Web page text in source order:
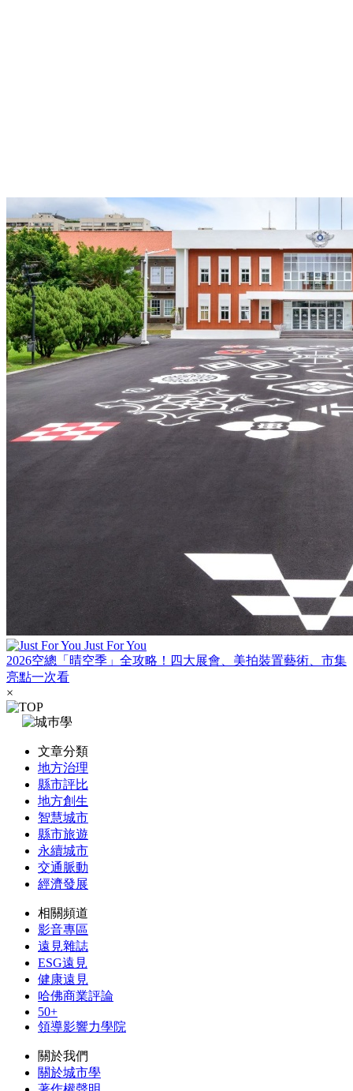
Just For You
2026空總「晴空季」全攻略！四大展會、美拍裝置藝術、市集
亮點一次看
×
文章分類
地方治理
縣市評比
地方創生
智慧城市
縣市旅遊
永續城市
交通脈動
經濟發展
相關頻道
影音專區
遠見雜誌
ESG遠見
健康遠見
哈佛商業評論
50+
領導影響力學院
關於我們
關於城市學